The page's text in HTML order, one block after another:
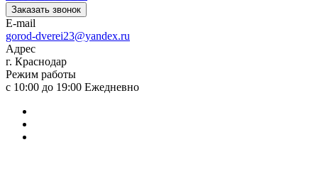
Заказать звонок
E-mail
gorod-dverei23@yandex.ru
Адрес
г. Краснодар
Режим работы
с 10:00 до 19:00 Ежедневно